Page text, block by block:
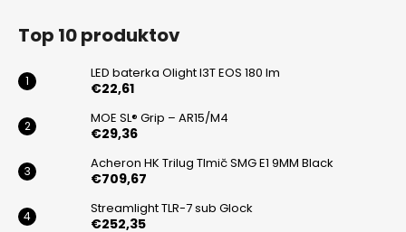
Top 10 produktov
LED baterka Olight I3T EOS 180 lm
€22,61
MOE SL® Grip – AR15/M4
€29,36
Acheron HK Trilug Tlmič SMG E1 9MM Black
€709,67
Streamlight TLR-7 sub Glock
€252,35